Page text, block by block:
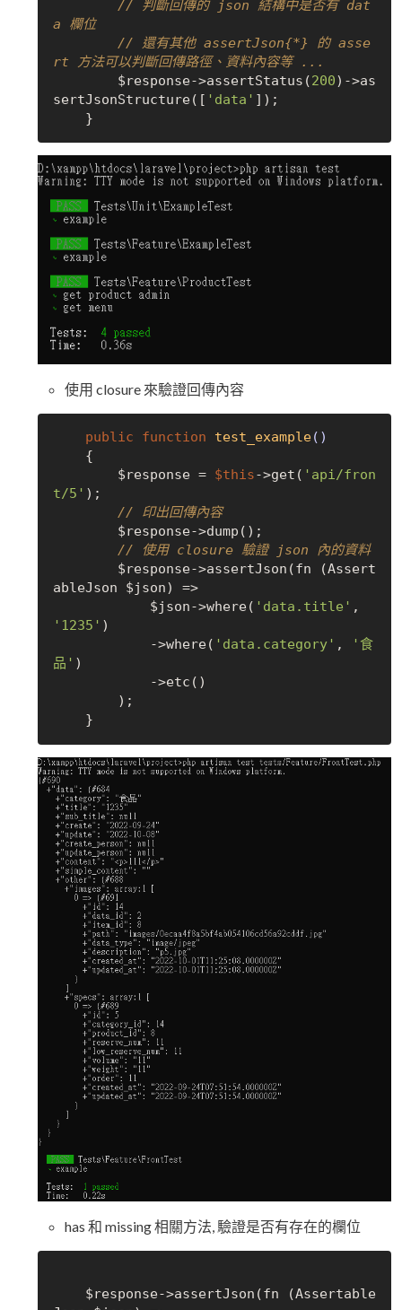
// 判斷回傳的 json 結構中是否有 dat
a 欄位
// 還有其他 assertJson{*} 的 asse
rt 方法可以判斷回傳路徑、資料內容等 ...
        $response->assertStatus(
200)->as
sertJsonStructure([ 'data' ]);
使用 closure 來驗證回傳內容
public function test_example()
{
        $response =
$this->get( 'api/fron
t/5' );
// 印出回傳內容
// 使用 closure 驗證 json 內的資料
ableJson $json) =>
            $json->where(
'data.title'
'1235' )
            ->where(
'data.category' ,
'食
品' )
has 和 missing 相關方法, 驗證是否有存在的欄位